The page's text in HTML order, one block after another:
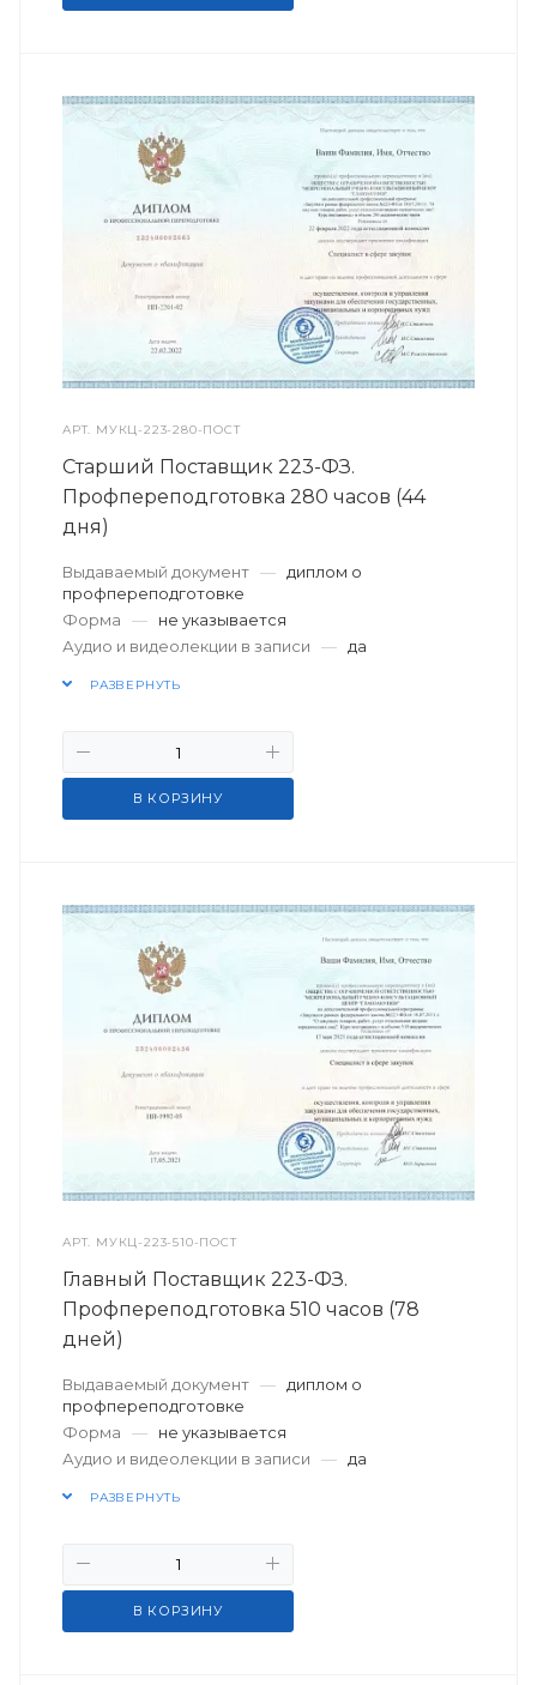
АРТ. МУКЦ-223-280-ПОСТ
Старший Поставщик 223-ФЗ.
Профпереподготовка 280 часов (44
дня)
Выдаваемый документ —
диплом о
профпереподготовке
Форма
—
не указывается
Аудио и видеолекции в записи
— да
РАЗВЕРНУТЬ
В КОРЗИНУ
АРТ. МУКЦ-223-510-ПОСТ
Главный Поставщик 223-ФЗ.
Профпереподготовка 510 часов (78
дней)
Выдаваемый документ —
диплом о
профпереподготовке
Форма
—
не указывается
Аудио и видеолекции в записи
— да
РАЗВЕРНУТЬ
В КОРЗИНУ